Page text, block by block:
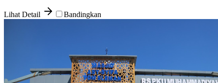
Lihat Detail Bandingkan